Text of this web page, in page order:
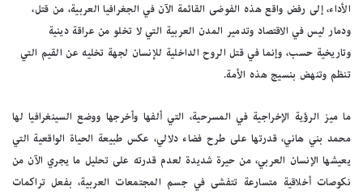
الأداء، إلى رفض واقع هذه الفوضى القائمة الآن في الجغرافيا العربية، من قتل،
ودمار ليس في الاقتصاد وتدمير المدن العربية التي لا تخلو من عراقة دينية
وتاريخية حسب، وإنما في قتل الروح الداخلية للإنسان لجهة تخليه عن القيم التي
تنظم وتنهض بنسيج هذه الأمة.
ما ميز الرؤية الإخراجية في المسرحية، التي ألفها وأخرجها ووضع السينغرافيا لها
محمد بني هاني، قدرتها على طرح فضاء دلالي، عكس طبيعة الحياة الواقعية التي
يعيشها الإنسان العربي، من حيرة شديدة لعدم قدرته على تحليل ما يجري الآن من
نكوصات أخلاقية متسارعة تتفشى في جسم المجتمعات العربية، بفعل تراكمات